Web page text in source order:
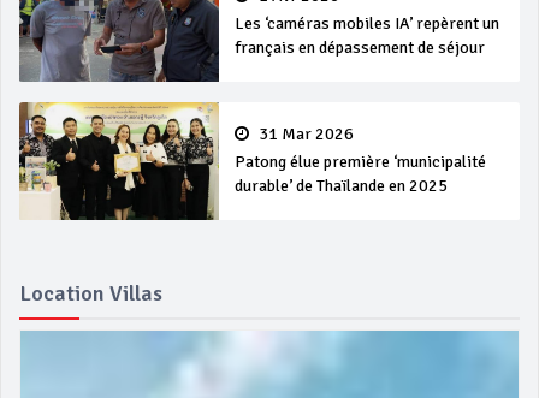
Les ‘caméras mobiles IA’ repèrent un
français en dépassement de séjour
31 Mar 2026
Patong élue première ‘municipalité
durable’ de Thaïlande en 2025
Location Villas